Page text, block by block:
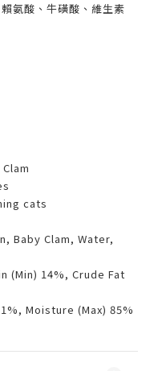
氨酸、牛磺酸、維生素
cats
Baby Clam, Water,
(Min) 14%, Crude Fat
Moisture (Max) 85%